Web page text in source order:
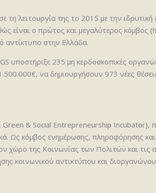
τη λειτουργία της το 2015 με την
είναι ο πρώτος και μεγαλύτερος κόμβος
αντίκτυπο στην Ελλάδα.
υποστήριξε 235 μη κερδοσκοπικές
να δημιουργήσουν 973 νέες
& Social Entrepreneurship Incubator),
Ως κόμβος ενημέρωσης, πληροφόρησης
της Κοινωνίας των Πολιτών και τις
κοινωνικού αντικτύπου και